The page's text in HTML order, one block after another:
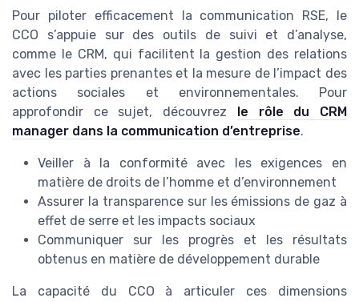
Pour piloter efficacement la communication RSE, le
CCO s’appuie sur des outils de suivi et d’analyse,
comme le CRM, qui facilitent la gestion des relations
avec les parties prenantes et la mesure de l’impact des
actions sociales et environnementales. Pour
approfondir ce sujet, découvrez
le rôle du CRM
manager dans la communication d’entreprise.
Veiller à la conformité avec les exigences en
matière de droits de l’homme et d’environnement
Assurer la transparence sur les émissions de gaz à
effet de serre et les impacts sociaux
Communiquer sur les progrès et les résultats
obtenus en matière de développement durable
La capacité du CCO à articuler ces dimensions